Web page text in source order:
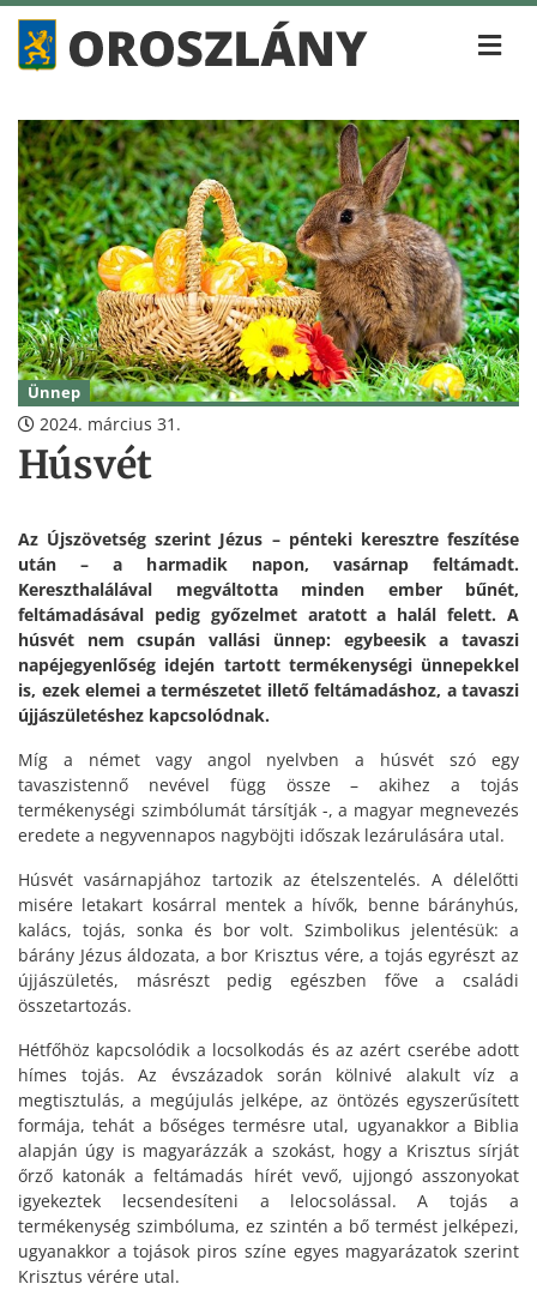
Ünnep
2024. március 31.
Húsvét
Az Újszövetség szerint Jézus – pénteki keresztre feszítése
után – a harmadik napon, vasárnap feltámadt.
Kereszthalálával megváltotta minden ember bűnét,
feltámadásával pedig győzelmet aratott a halál felett. A
húsvét nem csupán vallási ünnep: egybeesik a tavaszi
napéjegyenlőség idején tartott termékenységi ünnepekkel
is, ezek elemei a természetet illető feltámadáshoz, a tavaszi
újjászületéshez kapcsolódnak.
Míg a német vagy angol nyelvben a húsvét szó egy
tavaszistennő nevével függ össze – akihez a tojás
termékenységi szimbólumát társítják -, a magyar megnevezés
eredete a negyvennapos nagyböjti időszak lezárulására utal.
Húsvét vasárnapjához tartozik az ételszentelés. A délelőtti
misére letakart kosárral mentek a hívők, benne bárányhús,
kalács, tojás, sonka és bor volt. Szimbolikus jelentésük: a
bárány Jézus áldozata, a bor Krisztus vére, a tojás egyrészt az
újjászületés, másrészt pedig egészben főve a családi
összetartozás.
Hétfőhöz kapcsolódik a locsolkodás és az azért cserébe adott
hímes tojás. Az évszázadok során kölnivé alakult víz a
megtisztulás, a megújulás jelképe, az öntözés egyszerűsített
formája, tehát a bőséges termésre utal, ugyanakkor a Biblia
alapján úgy is magyarázzák a szokást, hogy a Krisztus sírját
őrző katonák a feltámadás hírét vevő, ujjongó asszonyokat
igyekeztek lecsendesíteni a lelocsolással. A tojás a
termékenység szimbóluma, ez szintén a bő termést jelképezi,
ugyanakkor a tojások piros színe egyes magyarázatok szerint
Krisztus vérére utal.